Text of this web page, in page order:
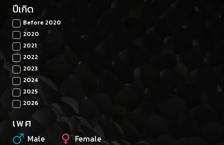
ปีเกิด
Before 2020
2020
2021
2022
2023
2024
2025
2026
เพศ
Male Female